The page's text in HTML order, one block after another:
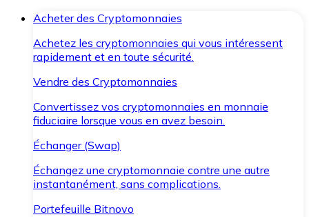
Acheter des Cryptomonnaies
Achetez les cryptomonnaies qui vous intéressent
rapidement et en toute sécurité.
Vendre des Cryptomonnaies
Convertissez vos cryptomonnaies en monnaie
fiduciaire lorsque vous en avez besoin.
Échanger (Swap)
Échangez une cryptomonnaie contre une autre
instantanément, sans complications.
Portefeuille Bitnovo